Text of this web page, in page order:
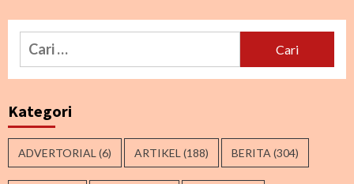
Cari
untuk:
Kategori
ADVERTORIAL (6) ARTIKEL (188) BERITA (304)